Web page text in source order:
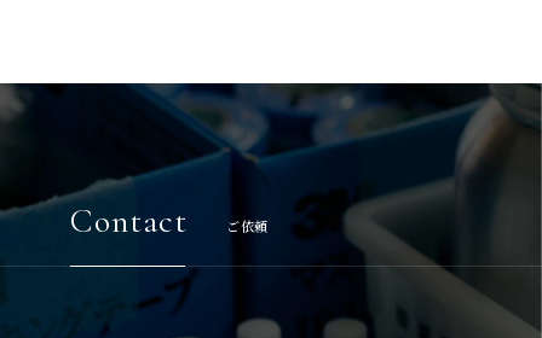
Contact ご依頼